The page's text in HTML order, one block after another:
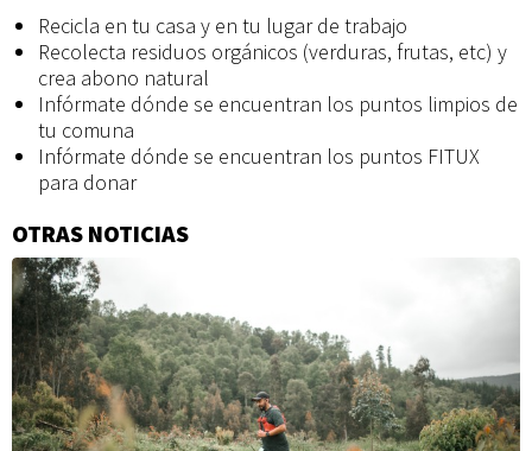
Recicla en tu casa y en tu lugar de trabajo
Recolecta residuos orgánicos (verduras, frutas, etc) y
crea abono natural
Infórmate dónde se encuentran los puntos limpios de
tu comuna
Infórmate dónde se encuentran los puntos FITUX
para donar
Información
adicional
OTRAS NOTICIAS